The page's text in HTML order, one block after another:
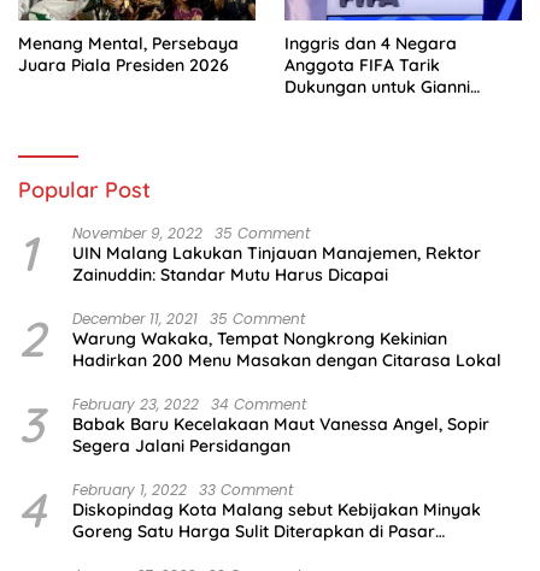
Menang Mental, Persebaya
Juara Piala Presiden 2026
Inggris dan 4 Negara
Anggota FIFA Tarik
Dukungan untuk Gianni
Popular Post
1 November 9, 2022 35 Comment
UIN Malang Lakukan Tinjauan Manajemen, Rektor
Zainuddin: Standar Mutu Harus Dicapai
2 December 11, 2021 35 Comment
Warung Wakaka, Tempat Nongkrong Kekinian
Hadirkan 200 Menu Masakan dengan Citarasa Lokal
3 February 23, 2022 34 Comment
Babak Baru Kecelakaan Maut Vanessa Angel, Sopir
Segera Jalani Persidangan
4 February 1, 2022 33 Comment
Diskopindag Kota Malang sebut Kebijakan Minyak
Goreng Satu Harga Sulit Diterapkan di Pasar